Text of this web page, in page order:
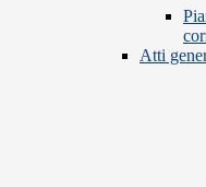
Atti